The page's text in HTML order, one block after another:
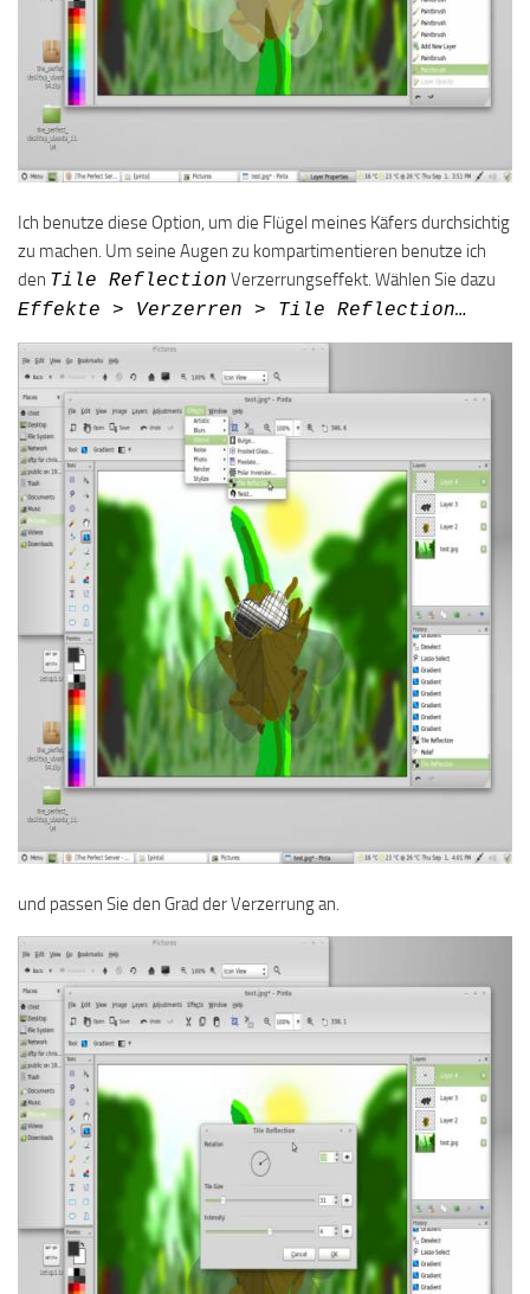
Ich benutze diese Option, um die Flügel meines Käfers durchsichtig
zu machen. Um seine Augen zu kompartimentieren benutze ich
den Tile Reflection Verzerrungseffekt. Wählen Sie dazu
Effekte > Verzerren > Tile Reflection…
und passen Sie den Grad der Verzerrung an.